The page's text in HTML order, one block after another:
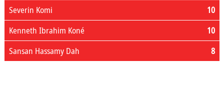
10
Severin Komi
10
Kenneth Ibrahim Koné
8
Sansan Hassamy Dah